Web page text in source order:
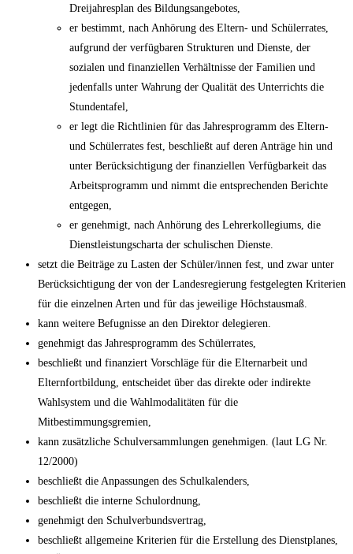
Dreijahresplan des Bildungsangebotes,
er bestimmt, nach Anhörung des Eltern- und Schülerrates,
aufgrund der verfügbaren Strukturen und Dienste, der
sozialen und finanziellen Verhältnisse der Familien und
jedenfalls unter Wahrung der Qualität des Unterrichts die
Stundentafel,
er legt die Richtlinien für das Jahresprogramm des Eltern-
und Schülerrates fest, beschließt auf deren Anträge hin und
unter Berücksichtigung der finanziellen Verfügbarkeit das
Arbeitsprogramm und nimmt die entsprechenden Berichte
entgegen,
er genehmigt, nach Anhörung des Lehrerkollegiums, die
Dienstleistungscharta der schulischen Dienste.
setzt die Beiträge zu Lasten der Schüler/innen fest, und zwar unter
Berücksichtigung der von der Landesregierung festgelegten Kriterien
für die einzelnen Arten und für das jeweilige Höchstausmaß.
kann weitere Befugnisse an den Direktor delegieren.
genehmigt das Jahresprogramm des Schülerrates,
beschließt und finanziert Vorschläge für die Elternarbeit und
Elternfortbildung, entscheidet über das direkte oder indirekte
Wahlsystem und die Wahlmodalitäten für die
Mitbestimmungsgremien,
kann zusätzliche Schulversammlungen genehmigen. (laut LG Nr.
12/2000)
beschließt die Anpassungen des Schulkalenders,
beschließt die interne Schulordnung,
genehmigt den Schulverbundsvertrag,
beschließt allgemeine Kriterien für die Erstellung des Dienstplanes,